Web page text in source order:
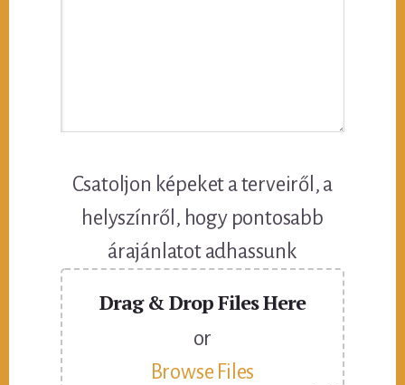
Csatoljon képeket a terveiről, a
helyszínről, hogy pontosabb
árajánlatot adhassunk
Drag & Drop Files Here
or
Browse Files